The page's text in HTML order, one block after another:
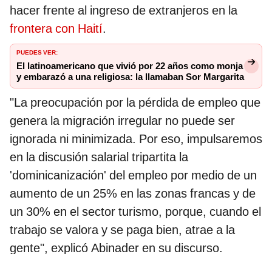
hacer frente al ingreso de extranjeros en la
frontera con Haití.
PUEDES VER:
El latinoamericano que vivió por 22 años como monja
y embarazó a una religiosa: la llamaban Sor Margarita
"La preocupación por la pérdida de empleo que
genera la migración irregular no puede ser
ignorada ni minimizada. Por eso, impulsaremos
en la discusión salarial tripartita la
'dominicanización' del empleo por medio de un
aumento de un 25% en las zonas francas y de
un 30% en el sector turismo, porque, cuando el
trabajo se valora y se paga bien, atrae a la
gente", explicó Abinader en su discurso.